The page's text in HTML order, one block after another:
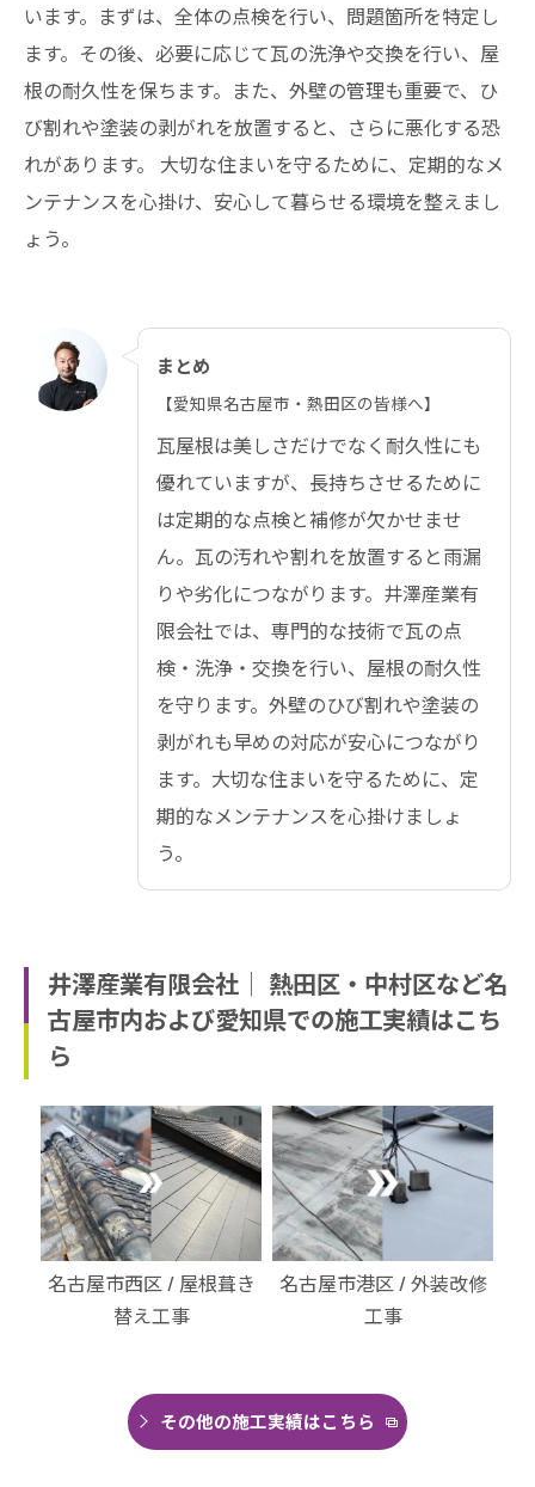
います。まずは、全体の点検を行い、問題箇所を特定し
ます。その後、必要に応じて瓦の洗浄や交換を行い、屋
根の耐久性を保ちます。また、外壁の管理も重要で、ひ
び割れや塗装の剥がれを放置すると、さらに悪化する恐
れがあります。 大切な住まいを守るために、定期的なメ
ンテナンスを心掛け、安心して暮らせる環境を整えまし
ょう。
まとめ
【愛知県名古屋市・熱田区の皆様へ】
瓦屋根は美しさだけでなく耐久性にも
優れていますが、長持ちさせるために
は定期的な点検と補修が欠かせませ
ん。瓦の汚れや割れを放置すると雨漏
りや劣化につながります。井澤産業有
限会社では、専門的な技術で瓦の点
検・洗浄・交換を行い、屋根の耐久性
を守ります。外壁のひび割れや塗装の
剥がれも早めの対応が安心につながり
ます。大切な住まいを守るために、定
期的なメンテナンスを心掛けましょ
う。
井澤産業有限会社│ 熱田区・中村区など名
古屋市内および愛知県での施工実績はこち
ら
名古屋市西区 / 屋根葺き
替え工事
名古屋市港区 / 外装改修
工事
その他の施工実績はこちら